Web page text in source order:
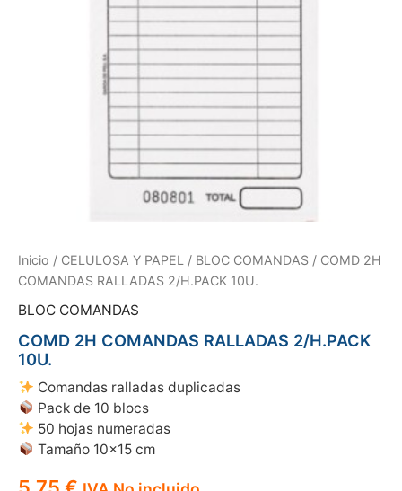
Inicio / CELULOSA Y PAPEL / BLOC COMANDAS / COMD 2H
COMANDAS RALLADAS 2/H.PACK 10U.
BLOC COMANDAS
COMD 2H COMANDAS RALLADAS 2/H.PACK
10U.
Comandas ralladas duplicadas
Pack de 10 blocs
50 hojas numeradas
Tamaño 10×15 cm